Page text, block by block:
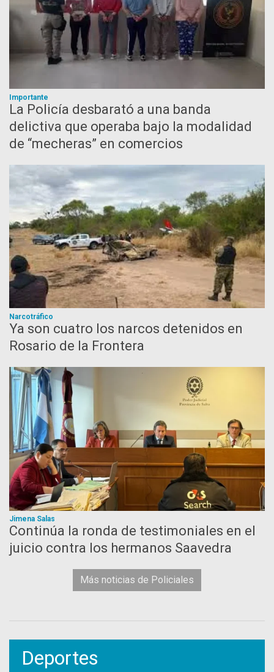
Importante
La Policía desbarató a una banda
delictiva que operaba bajo la modalidad
de “mecheras” en comercios
Narcotráfico
Ya son cuatro los narcos detenidos en
Rosario de la Frontera
Jimena Salas
Continúa la ronda de testimoniales en el
juicio contra los hermanos Saavedra
Más noticias de Policiales
Deportes